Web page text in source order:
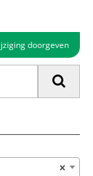
doorgeven
×